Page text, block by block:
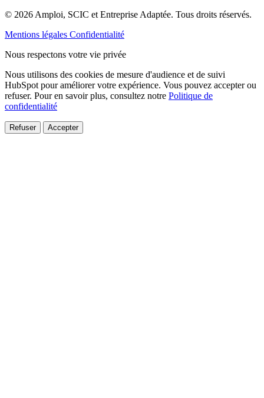
© 2026 Amploi, SCIC et Entreprise Adaptée. Tous droits réservés.
Mentions légales Confidentialité
Nous respectons votre vie privée
Nous utilisons des cookies de mesure d'audience et de suivi
HubSpot pour améliorer votre expérience. Vous pouvez accepter ou
refuser. Pour en savoir plus, consultez notre Politique de
confidentialité
Refuser Accepter